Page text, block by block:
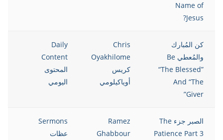
Name of
Jesus?
كن المُبارك
والمُعطي Be
“The Blessed”
And “The
Giver”
Chris
Oyakhilome
كريس
أوياكيلومي
Daily
Content
المحتوى
اليومي
الصبر جزء The
Patience Part 3
Ramez
Ghabbour
Sermons
عظات